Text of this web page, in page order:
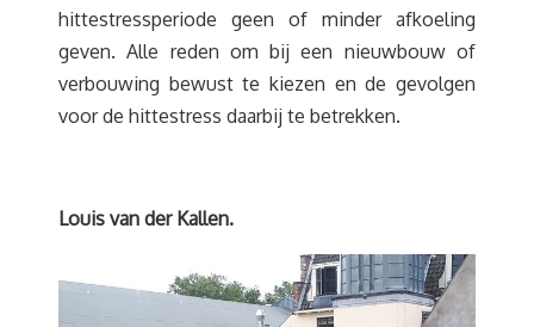
hittestressperiode geen of minder afkoeling
geven. Alle reden om bij een nieuwbouw of
verbouwing bewust te kiezen en de gevolgen
voor de hittestress daarbij te betrekken.
Louis van der Kallen.